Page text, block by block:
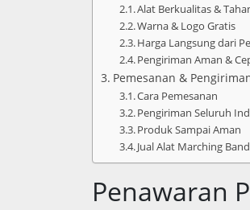
Alat Berkualitas &
Warna & Logo Gratis
Harga Langsung dari
Pengiriman Aman &
Pemesanan &
Cara Pemesanan
Pengiriman Seluruh
Produk Sampai Aman
Jual Alat Marching
Penawaran